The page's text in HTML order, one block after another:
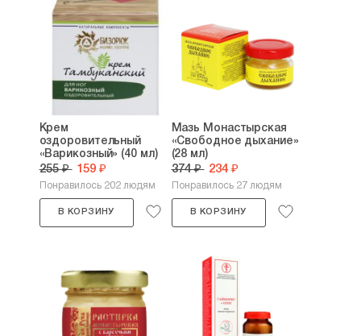
Крем
оздоровительный
«Варикозный» (40 мл)
255 ₽ 159 ₽
Понравилось 202 людям
В КОРЗИНУ
Мазь Монастырская
«Свободное дыхание»
(28 мл)
374 ₽ 234 ₽
Понравилось 27 людям
В КОРЗИНУ